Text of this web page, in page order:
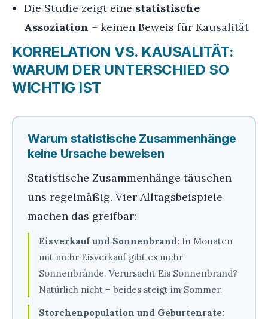
Die Studie zeigt eine statistische
Assoziation – keinen Beweis für Kausalität
KORRELATION VS. KAUSALITÄT:
WARUM DER UNTERSCHIED SO
WICHTIG IST
Warum statistische Zusammenhänge
keine Ursache beweisen
Statistische Zusammenhänge täuschen
uns regelmäßig. Vier Alltagsbeispiele
machen das greifbar:
Eisverkauf und Sonnenbrand: In Monaten
mit mehr Eisverkauf gibt es mehr
Sonnenbrände. Verursacht Eis Sonnenbrand?
Natürlich nicht – beides steigt im Sommer.
Storchenpopulation und Geburtenrate: